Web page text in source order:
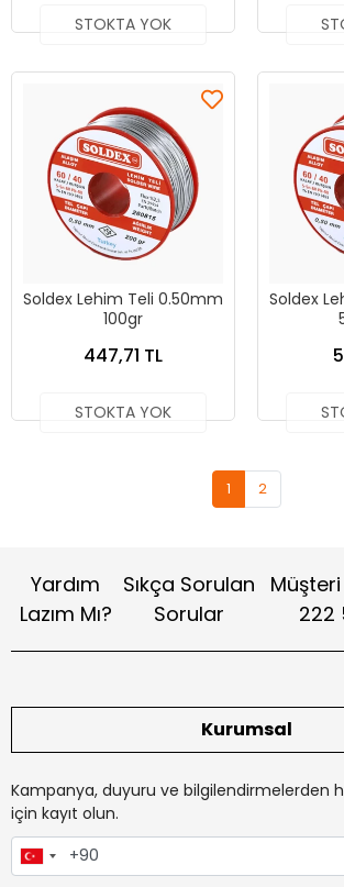
STOKTA YOK
Soldex Lehim Teli 0.50mm
100gr
447,71 TL
STOKTA YOK
Soldex
1 2
Yardım
Lazım Mı?
Sıkça Sorulan
Sorular
222
Kurumsal
Kampanya, duyuru ve bilgilendirmelerden
için kayıt olun.